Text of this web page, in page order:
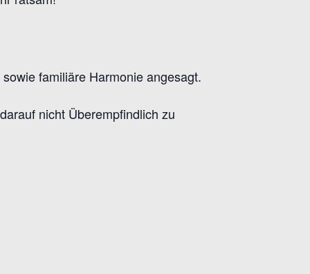
familiäre Harmonie angesagt.
nicht Überempfindlich zu